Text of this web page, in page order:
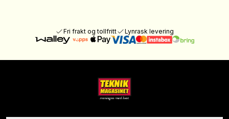
Fri frakt og tollfritt Lynrask levering